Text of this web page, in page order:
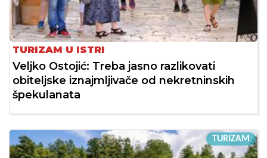
TURIZAM U ISTRI
Veljko Ostojić: Treba jasno razlikovati
obiteljske iznajmljivače od nekretninskih
špekulanata
TURIZAM